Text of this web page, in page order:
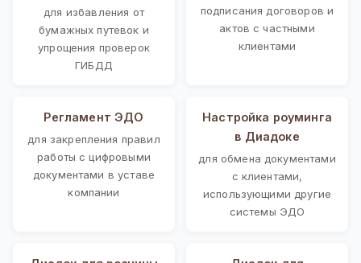
для избавления от
бумажных путевок и
упрощения проверок
ГИБДД
подписания договоров и
актов с частными
клиентами
Регламент ЭДО
для закрепления правил
работы с цифровыми
документами в уставе
компании
Настройка роуминга
в Диадоке
для обмена документами
с клиентами,
использующими другие
системы ЭДО